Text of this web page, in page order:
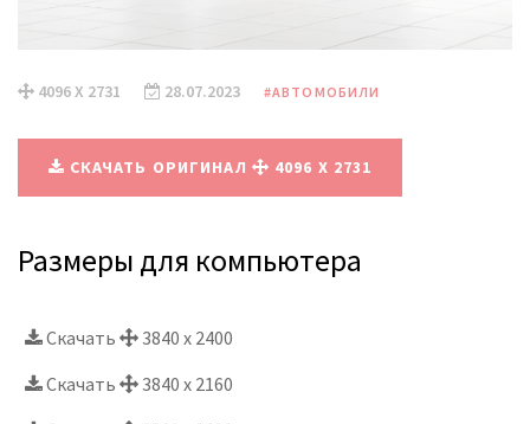
4096 X 2731 28.07.2023 #АВТОМОБИЛИ
СКАЧАТЬ ОРИГИНАЛ 4096 X 2731
Размеры для компьютера
Скачать
3840 x 2400
Скачать
3840 x 2160